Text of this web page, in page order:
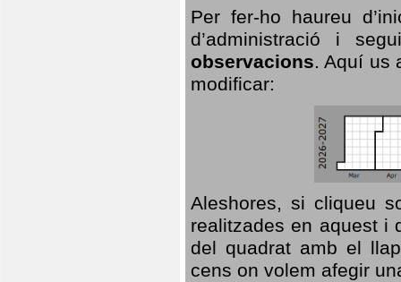
Per fer-ho haureu
d’administració i
observacions. Aquí us
modificar:
Aleshores, si cliqueu
realitzades en aquest i
del quadrat amb el
cens on volem afegir